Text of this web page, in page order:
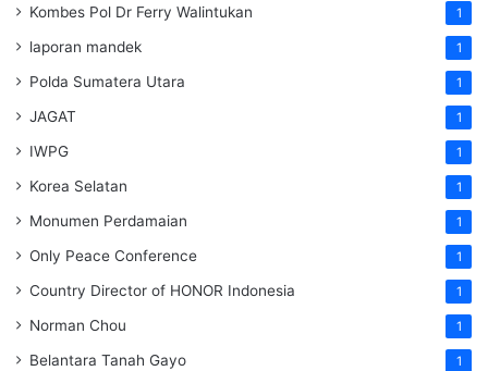
Kombes Pol Dr Ferry Walintukan 1
laporan mandek 1
Polda Sumatera Utara 1
JAGAT 1
IWPG 1
Korea Selatan 1
Monumen Perdamaian 1
Only Peace Conference 1
Country Director of HONOR Indonesia 1
Norman Chou 1
Belantara Tanah Gayo 1